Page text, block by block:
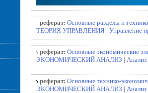
реферат: Основные разделы и
ТЕОРИЯ УПРАВЛЕНИЯ | Управление
реферат: Основные экономические
ЭКОНОМИЧЕСКИЙ АНАЛИЗ | Анализ
реферат: Основные технико-
ЭКОНОМИЧЕСКИЙ АНАЛИЗ | Анализ